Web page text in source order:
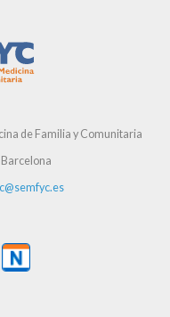
de Familia y Comunitaria